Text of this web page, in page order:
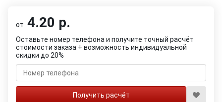
от 4.20 р.
Оставьте номер телефона и получите точный расчёт
стоимости заказа + возможность индивидуальной
скидки до 20%